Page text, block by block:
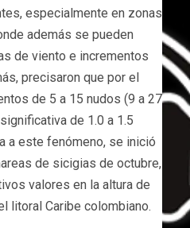
especialmente en zonas
además se pueden
de viento e incrementos
precisaron que por el
de 5 a 15 nudos (9 a 27
de 1.0 a 1.5
a este fenómeno, se inició
de sicigias de octubre,
valores en la altura de
litoral Caribe colombiano.